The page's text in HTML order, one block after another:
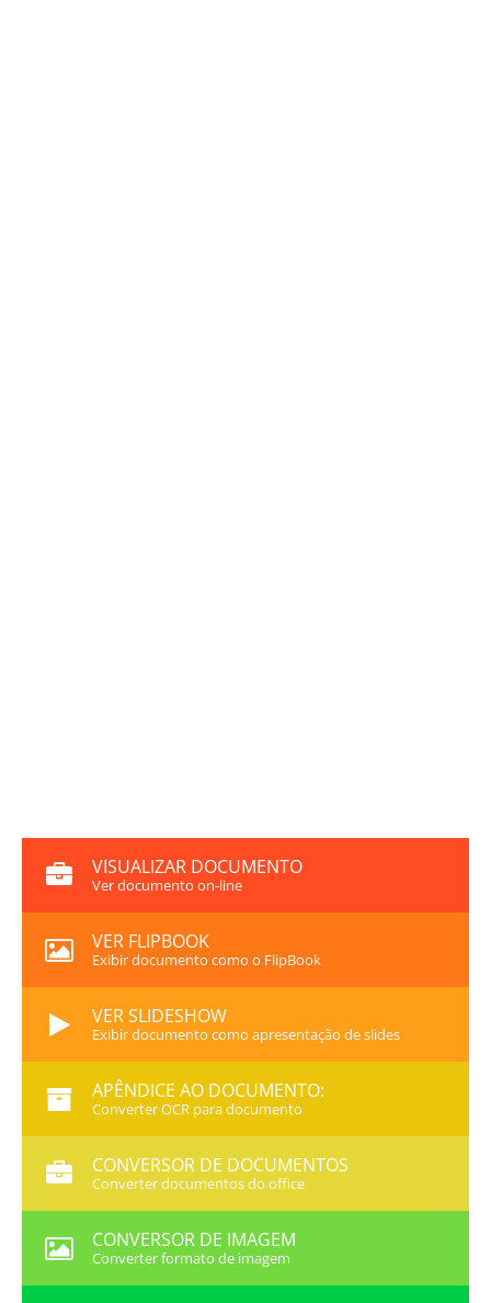
VISUALIZAR DOCUMENTO
Ver documento on-line
VER FLIPBOOK
Exibir documento como o FlipBook
VER SLIDESHOW
Exibir documento como apresentação de slides
APÊNDICE AO DOCUMENTO:
Converter OCR para documento
CONVERSOR DE DOCUMENTOS
Converter documentos do office
CONVERSOR DE IMAGEM
Converter formato de imagem